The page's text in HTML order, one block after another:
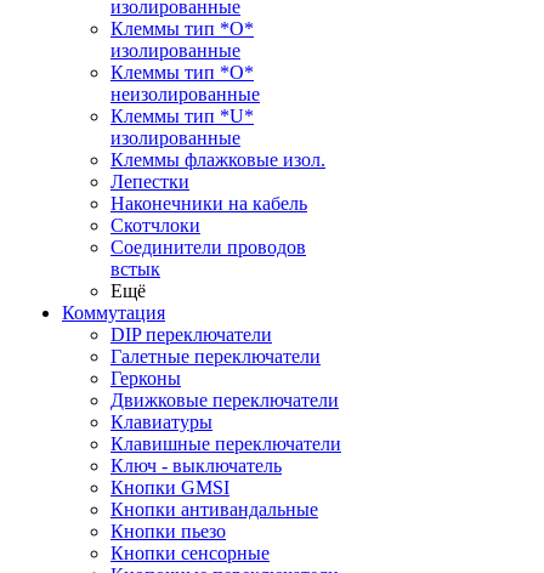
изолированные
Клеммы тип *O*
изолированные
Клеммы тип *O*
неизолированные
Клеммы тип *U*
изолированные
Клеммы флажковые изол.
Лепестки
Наконечники на кабель
Скотчлоки
Соединители проводов
встык
Ещё
Коммутация
DIP переключатели
Галетные переключатели
Герконы
Движковые переключатели
Клавиатуры
Клавишные переключатели
Ключ - выключатель
Кнопки GMSI
Кнопки антивандальные
Кнопки пьезо
Кнопки сенсорные